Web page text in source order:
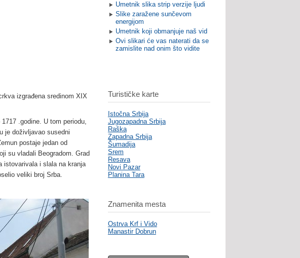
izgrađena sredinom XIX
.godine. U tom periodu,
je doživljavao susedni
postaje jedan od
su vladali Beogradom. Grad
istovarivala i slala na kranja
veliki broj Srba.
Umetnik slika strip verzije ljudi
Slike zaražene sunčevom
energijom
Umetnik koji obmanjuje naš vid
Ovi slikari će vas naterati da se
zamislite nad onim što vidite
Turističke karte
Istočna Srbija
Jugozapadna Srbija
Raška
Zapadna Srbija
Šumadija
Srem
Resava
Novi Pazar
Planina Tara
Znamenita mesta
Ostrva Krf i Vido
Manastir Dobrun